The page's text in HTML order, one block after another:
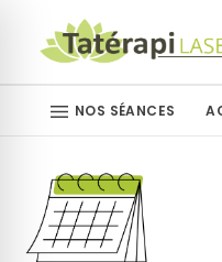
NOS SÉANCES
Arrêt du sucre